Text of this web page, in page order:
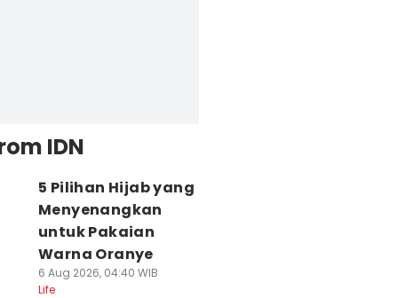
IDN
5 Pilihan Hijab yang
Menyenangkan
untuk Pakaian
Warna Oranye
6 Aug 2026, 04:40 WIB
Life